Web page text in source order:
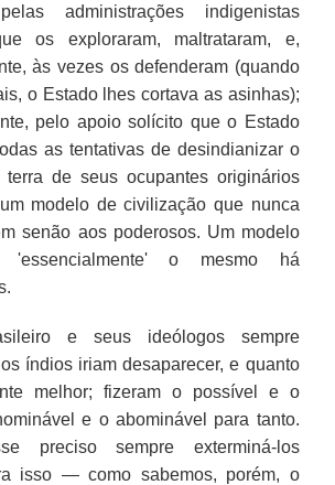
administrações indigenistas
os exploraram, maltrataram, e,
às vezes os defenderam (quando
o Estado lhes cortava as asinhas);
pelo apoio solícito que o Estado
as tentativas de desindianizar o
terra de seus ocupantes originários
modelo de civilização que nunca
senão aos poderosos. Um modelo
'essencialmente' o mesmo há
e seus ideólogos sempre
índios iriam desaparecer, e quanto
melhor; fizeram o possível e o
e o abominável para tanto.
preciso sempre exterminá-los
isso — como sabemos, porém, o